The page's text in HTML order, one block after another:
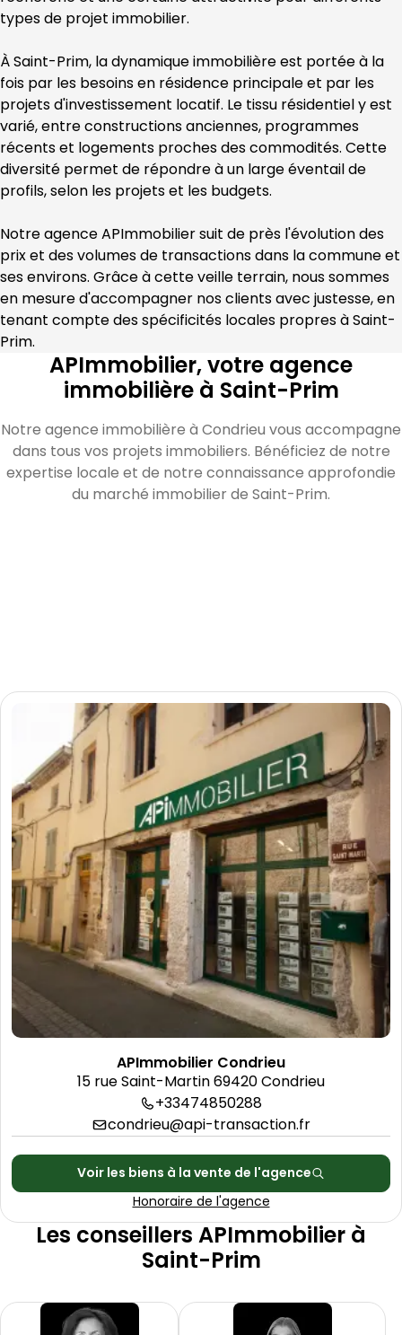
types de projet immobilier.
À Saint-Prim, la dynamique immobilière est portée à la
fois par les besoins en résidence principale et par les
projets d'investissement locatif. Le tissu résidentiel y est
varié, entre constructions anciennes, programmes
récents et logements proches des commodités. Cette
diversité permet de répondre à un large éventail de
profils, selon les projets et les budgets.
Notre agence APImmobilier suit de près l'évolution des
prix et des volumes de transactions dans la commune et
ses environs. Grâce à cette veille terrain, nous sommes
en mesure d'accompagner nos clients avec justesse, en
tenant compte des spécificités locales propres à Saint-
Prim.
APImmobilier, votre agence
immobilière à Saint-Prim
Notre agence immobilière à Condrieu vous accompagne
dans tous vos projets immobiliers. Bénéficiez de notre
expertise locale et de notre connaissance approfondie
du marché immobilier de Saint-Prim.
Découvrir l'agenceAPImmobilier Condrieu
15 rue Saint-Martin 69420 Condrieu
+33474850288
condrieu@api-transaction.fr
Voir les biens à la vente de l'agence
Honoraire de l'agence
Les conseillers APImmobilier à
Saint-Prim